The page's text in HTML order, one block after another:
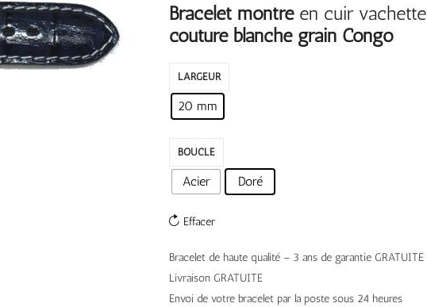
Bracelet montreen cuir vachette
couture blanche grain Congo
LARGEUR
20 mm
BOUCLE
Acier Doré
Effacer
Bracelet de haute qualité – 3 ans de garantie GRATUITE
Livraison GRATUITE
Envoi de votre bracelet par la poste sous 24 heures